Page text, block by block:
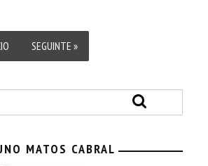
SEGUINTE »
MATOS CABRAL